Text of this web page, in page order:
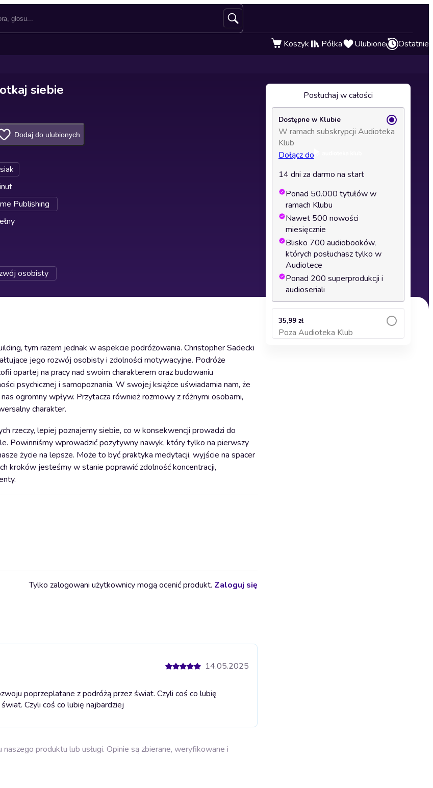
Koszyk Półka Ulubione Ostatnie
siebie
Dodaj do ulubionych
Publishing
osobisty
tym razem jednak w aspekcie podróżowania. Christopher Sadecki
jego rozwój osobisty i zdolności motywacyjne. Podróże
opartej na pracy nad swoim charakterem oraz budowaniu
psychicznej i samopoznania. W swojej książce uświadamia nam, że
ogromny wpływ. Przytacza również rozmowy z różnymi osobami,
charakter.
rzeczy, lepiej poznajemy siebie, co w konsekwencji prowadzi do
Powinniśmy wprowadzić pozytywny nawyk, który tylko na pierwszy
życie na lepsze. Może to być praktyka medytacji, wyjście na spacer
kroków jesteśmy w stanie poprawić zdolność koncentracji,
Tylko zalogowani użytkownicy mogą ocenić produkt. Zaloguj się
14.05.2025
poprzeplatane z podróżą przez świat. Czyli coś co lubię
Czyli coś co lubię najbardziej
produktu lub usługi. Opinie są zbierane, weryfikowane i
Posłuchaj w całości
Dostępne w Klubie
W ramach subskrypcji Audioteka
Klub
Dołącz do
14 dni za darmo na start
Ponad 50.000 tytułów w
ramach Klubu
Nawet 500 nowości
miesięcznie
Blisko 700 audiobooków,
których posłuchasz tylko w
Audiotece
Ponad 200 superprodukcji i
audioseriali
35,99 zł
Poza Audioteka Klub
Dodaj do koszyka